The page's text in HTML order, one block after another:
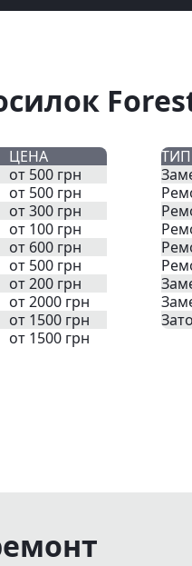
ЦЕНА
от 500 грн
от 500 грн
от 300 грн
от 100 грн
от 600 грн
от 500 грн
от 200 грн
от 2000 грн
от 1500 грн
от 1500 грн